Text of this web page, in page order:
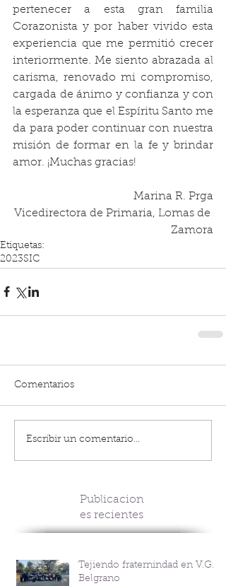
pertenecer a esta gran familia
Corazonista y por haber vivido esta
experiencia que me permitió crecer
interiormente. Me siento abrazada al
carisma, renovado mi compromiso,
cargada de ánimo y confianza y con
la esperanza que el Espíritu Santo me
da para poder continuar con nuestra
misión de formar en la fe y brindar
amor. ¡Muchas gracias!
Marina R. Prga
Vicedirectora de Primaria, Lomas de
Zamora
Etiquetas:
2023SIC
Comentarios
Escribir un comentario...
Publicacion
es recientes
Tejiendo fraternindad en V.G.
Belgrano